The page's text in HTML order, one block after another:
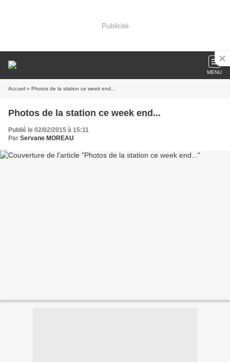
Publicité
MENU
Accueil » Photos de la station ce week end...
Photos de la station ce week end...
Publié le 02/02/2015 à 15:11
Par Servane MOREAU